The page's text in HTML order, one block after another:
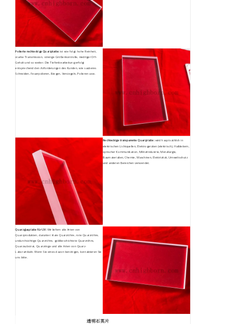
Polierte rechteckige Quarzplatte:ist wie folgt: hohe Reinheit,
starke Transmission, strenge Größenkontrolle, niedriger OH-
Gehalt und so weiter. Die Tiefenbearbeitung erfolgt
entsprechend den Anforderungen des Kunden, wie sauberes
Schneiden, Feuerpolieren, Biegen, Versiegeln, Polieren usw.
Rechteckige transparente Quarzplatte:wird hauptsächlich in
elektrischen Lichtquellen, Elektrogeräten (elektrisch), Halbleitern,
optischer Kommunikation, Militärindustrie, Metallurgie,
Baumaterialien, Chemie, Maschinen, Elektrizität, Umweltschutz
und anderen Bereichen verwendet.
Quarzglasplatte für UV:Wir liefern alle Arten von
Quarzprodukten, darunter: klare Quarzröhre, rote Quarzröhre,
undurchsichtige Quarzröhre, goldbeschichtete Quarzröhre,
Quarzsubstrat, Quarzringe und alle Arten von Quarz-
Laborartikeln. Wenn Sie eines davon benötigen, kontaktieren Sie
uns bitte.